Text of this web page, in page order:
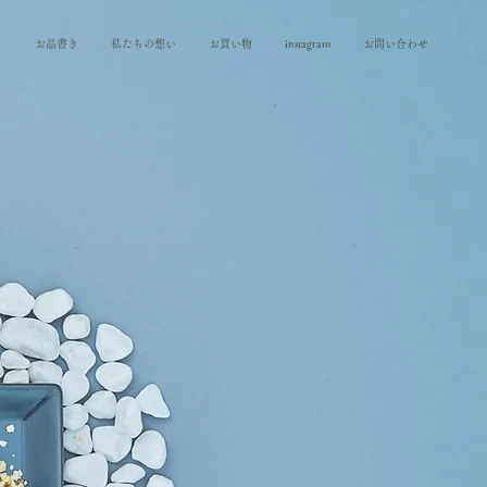
お品書き 私たちの想い お買い物 instagram お問い合わせ